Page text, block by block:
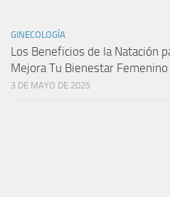
GINECOLOGÍA
Los Beneficios de la Natación
Mejora Tu Bienestar Femenino
3 DE MAYO DE 2025